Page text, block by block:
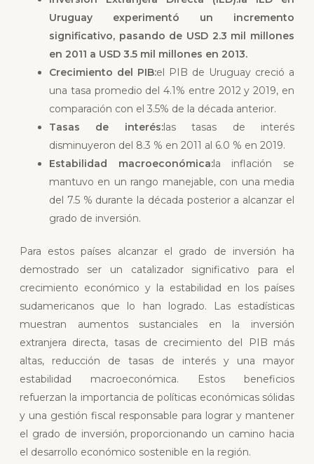
Uruguay experimentó un incremento
significativo, pasando de USD 2.3 mil millones
en 2011 a USD 3.5 mil millones en 2013.
Crecimiento del PIB:el PIB de Uruguay creció a
una tasa promedio del 4.1% entre 2012 y 2019, en
comparación con el 3.5% de la década anterior.
Tasas de interés:las tasas de interés
disminuyeron del 8.3 % en 2011 al 6.0 % en 2019.
Estabilidad macroeconómica:la inflación se
mantuvo en un rango manejable, con una media
del 7.5 % durante la década posterior a alcanzar el
grado de inversión.
Para estos países alcanzar el grado de inversión ha
demostrado ser un catalizador significativo para el
crecimiento económico y la estabilidad en los países
sudamericanos que lo han logrado. Las estadísticas
muestran aumentos sustanciales en la inversión
extranjera directa, tasas de crecimiento del PIB más
altas, reducción de tasas de interés y una mayor
estabilidad macroeconómica. Estos beneficios
refuerzan la importancia de políticas económicas sólidas
y una gestión fiscal responsable para lograr y mantener
el grado de inversión, proporcionando un camino hacia
el desarrollo económico sostenible en la región.